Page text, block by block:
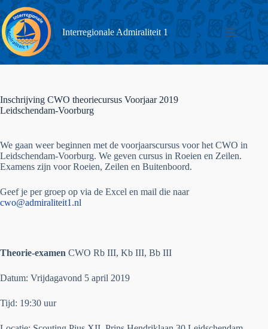
Interregionale Admiraliteit 1
Inschrijving CWO theoriecursus Voorjaar 2019
Leidschendam-Voorburg
We gaan weer beginnen met de voorjaarscursus voor het CWO in
Leidschendam-Voorburg. We geven cursus in Roeien en Zeilen.
Examens zijn voor Roeien, Zeilen en Buitenboord.
Geef je per groep op via de Excel en mail die naar
cwo@admiraliteit1.nl
Theorie-examen CWO Rb III, Kb III, Bb III
Datum: Vrijdagavond 5 april 2019
Tijd: 19:30 uur